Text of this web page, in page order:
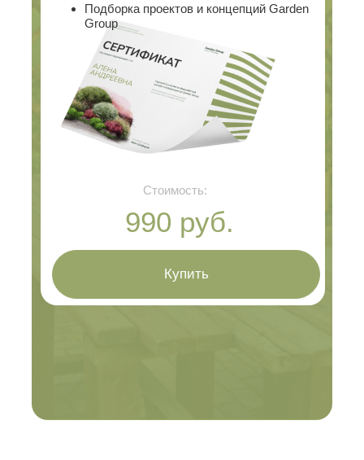
Подборка проектов и концепций Garden
Group
Стоимость:
990 руб.
Купить